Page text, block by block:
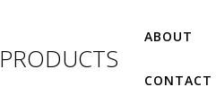
PRODUCTS
ABOUT
CONTACT